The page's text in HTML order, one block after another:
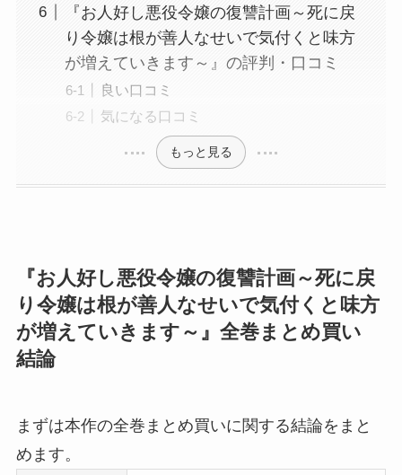
『お人好し悪役令嬢の復讐計画～死に戻
り令嬢は根が善人なせいで気付くと味方
が増えていきます～』の評判・口コミ
良い口コミ
気になる口コミ
もっと見る
『お人好し悪役令嬢の復讐計画～死に戻
り令嬢は根が善人なせいで気付くと味方
が増えていきます～』全巻まとめ買い
結論
まずは本作の全巻まとめ買いに関する結論をまと
めます。